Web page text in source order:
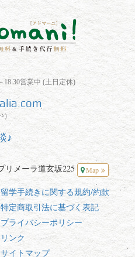
18:30営業中 (土日定休)
♪
リメーラ道玄坂225
Map
留学手続きに関する規約/約款
特定商取引法に基づく表記
プライバシーポリシー
リンク
サイトマップ